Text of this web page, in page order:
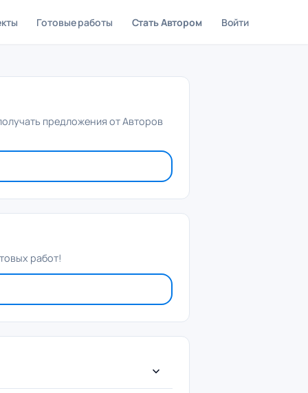
Готовые работы Стать Автором Войти
предложения от Авторов
работ!